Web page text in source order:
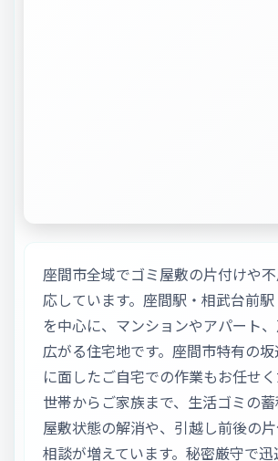
座間市全域でゴミ屋敷の片付けや
応しています。座間駅・相武台前
を中心に、マンションやアパート
広がる住宅地です。座間市特有の
に面したご自宅での作業もお任せ
世帯からご家族まで、生活ゴミの
屋敷状態の解消や、引越し前後の
相談が増えています。秘密厳守で